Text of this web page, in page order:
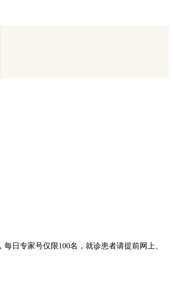
日专家号仅限100名，就诊患者请提前网上、